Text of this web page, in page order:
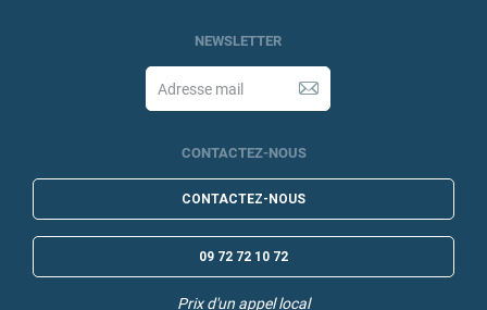
NEWSLETTER
CONTACTEZ-NOUS
CONTACTEZ-NOUS
09 72 72 10 72
Prix d'un appel local